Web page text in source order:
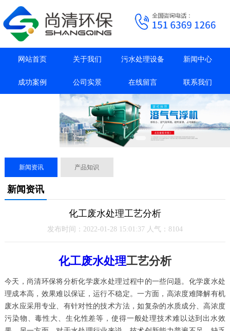
网站首页 关于我们 污水处理设备 新闻中心
成功案例 公司实景 在线留言 联系我们
新闻资讯 产品知识
新闻资讯
化工废水处理工艺分析
发布时间：2022-01-28 15:01:37 人气：8104
化工废水处理工艺分析
今天，尚清环保将分析化学废水处理过程中的一些问题。化学废水处
理成本高，效果难以保证，运行不稳定。一方面，高浓度难降解有机
废水应采用专业、有针对性的技术方法，如复杂的水质成分、高浓度
污染物、毒性大、生化性差等，使得一般处理技术难以达到出水效